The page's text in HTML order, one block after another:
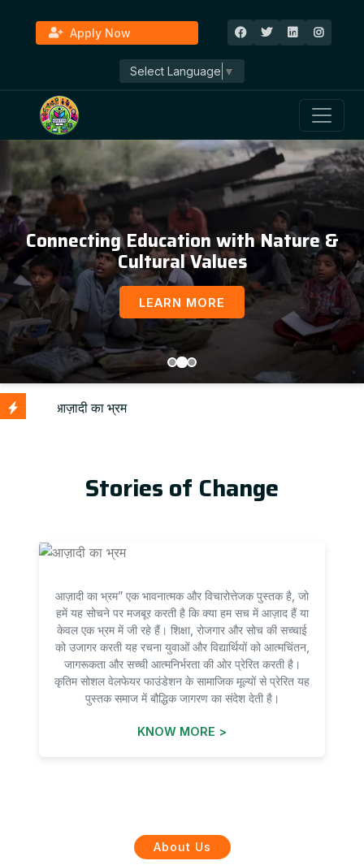
Apply Now
Select Language ▼
Connecting Education with Nature &
Cultural Values
LEARN MORE
Stories of Change
आज़ादी का भ्रम” एक भावनात्मक और विचारोत्तेजक पुस्तक है, जो
हमें यह सोचने पर मजबूर करती है कि क्या हम सच में आज़ाद हैं या
केवल एक भ्रम में जी रहे हैं। शिक्षा, रोजगार और सोच की सच्चाई
को उजागर करती यह रचना युवाओं और विद्यार्थियों को आत्मचिंतन,
जागरूकता और सच्ची आत्मनिर्भरता की ओर प्रेरित करती है।
कृतिम सोशल वेलफेयर फाउंडेशन के सामाजिक मूल्यों से प्रेरित यह
पुस्तक समाज में बौद्धिक जागरण का संदेश देती है।
KNOW MORE >
About Us